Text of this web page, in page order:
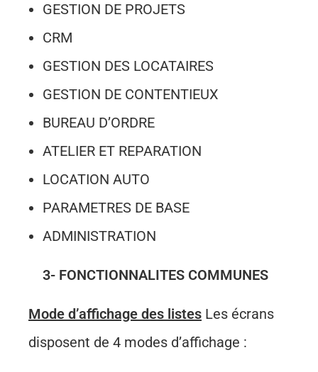
GESTION DE PROJETS
CRM
GESTION DES LOCATAIRES
GESTION DE CONTENTIEUX
BUREAU D’ORDRE
ATELIER ET REPARATION
LOCATION AUTO
PARAMETRES DE BASE
ADMINISTRATION
3- FONCTIONNALITES COMMUNES
Mode d’affichage des listes Les écrans
disposent de 4 modes d’affichage :